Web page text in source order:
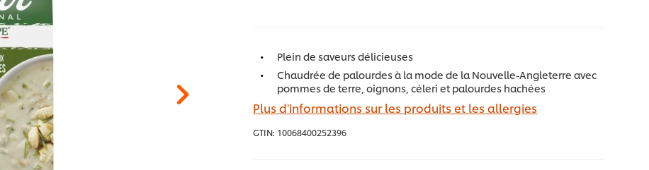
Plein de saveurs délicieuses
Chaudrée de palourdes à la mode de la Nouvelle-Angleterre avec
pommes de terre, oignons, céleri et palourdes hachées
Plus d'informations sur les produits et les allergies
GTIN: 10068400252396